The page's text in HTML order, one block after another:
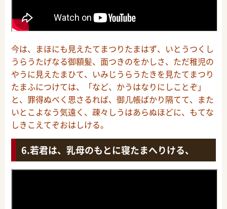
今は、まほにも見えたてまつりたまはず、いとうつくし
うらうたげなる御額髪、面つきのをかしさ、ただ稚児の
やうに見えたまひて、いみじうらうたきを見たてまつり
たまふにつけては、「など、かうはなりにしことぞ」
と、罪得ぬべく思さるれば、御几帳ばかり隔てて、また
いとこよなう気遠く、疎々しうはあらぬほどに、もてな
しきこえてぞおはしける。
若君は、乳母のもとに寝たまへりける、